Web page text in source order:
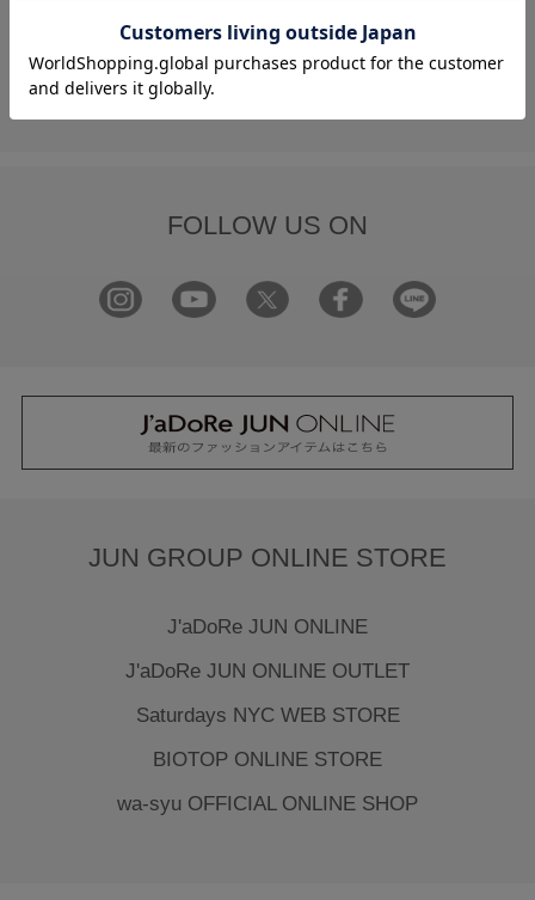
FAQ
お問い合わせ
FOLLOW US ON
JUN GROUP ONLINE STORE
J'aDoRe JUN ONLINE
J'aDoRe JUN ONLINE OUTLET
Saturdays NYC WEB STORE
BIOTOP ONLINE STORE
wa-syu OFFICIAL ONLINE SHOP